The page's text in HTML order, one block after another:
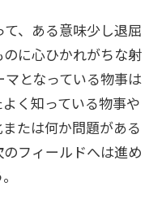
、ある意味少し退屈
に心ひかれがちな射
となっている物事は
く知っている物事や
たは何か問題がある
フィールドへは進め